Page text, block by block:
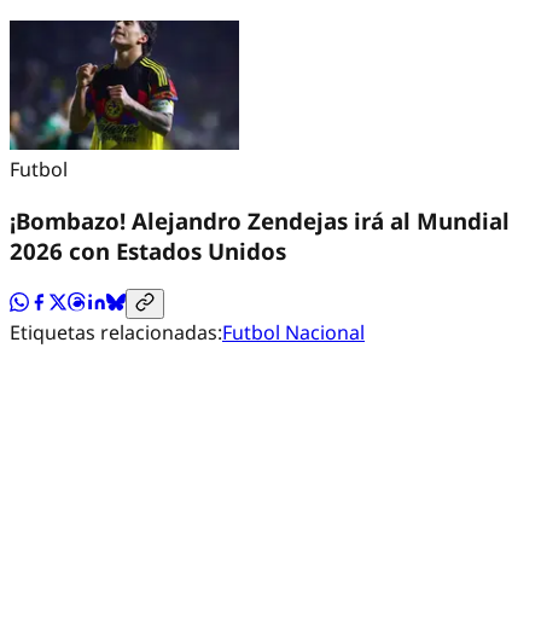
Futbol
¡Bombazo! Alejandro Zendejas irá al Mundial
2026 con Estados Unidos
Etiquetas relacionadas:Futbol Nacional